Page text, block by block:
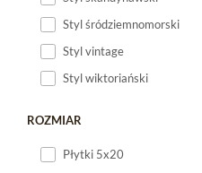
Styl śródziemnomorski
Styl vintage
Styl wiktoriański
ROZMIAR
Płytki 5x20